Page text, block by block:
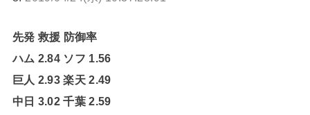
先発 救援 防御率
ハム 2.84 ソフ 1.56
巨人 2.93 楽天 2.49
中日 3.02 千葉 2.59